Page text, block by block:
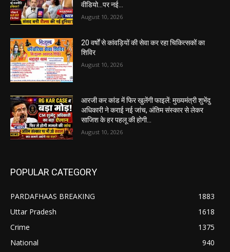
वीडियो…पर नई...
August 10, 2026
20 वर्षों से कांवड़ियों की सेवा कर रहा चिकित्सकों का
शिविर
August 10, 2026
आरजी कर कांड में फिर खुलेंगी फाइलें: मुख्यमंत्री शुभेंदु
अधिकारी ने कराई नई जांच, अंतिम संस्कार से लेकर
साजिश के हर पहलू की होगी...
August 10, 2026
POPULAR CATEGORY
PARDAFHAAS BREAKING
1883
Uttar Pradesh
1618
Crime
1375
National
940